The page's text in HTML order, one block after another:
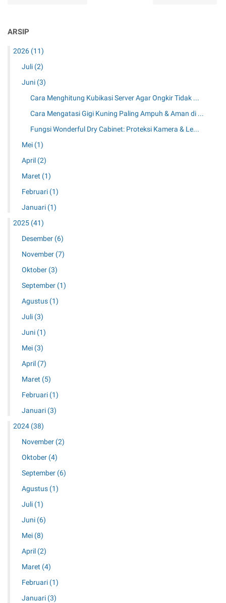
ARSIP
2026 (11)
Juli (2)
Juni (3)
Cara Menghitung Kubikasi Server Agar Ongkir Tidak ...
Cara Mengatasi Gigi Kuning Paling Ampuh & Aman di ...
Fungsi Wonderful Dry Cabinet: Proteksi Kamera & Le...
Mei (1)
April (2)
Maret (1)
Februari (1)
Januari (1)
2025 (41)
Desember (6)
November (7)
Oktober (3)
September (1)
Agustus (1)
Juli (3)
Juni (1)
Mei (3)
April (7)
Maret (5)
Februari (1)
Januari (3)
2024 (38)
November (2)
Oktober (4)
September (6)
Agustus (1)
Juli (1)
Juni (6)
Mei (8)
April (2)
Maret (4)
Februari (1)
Januari (3)